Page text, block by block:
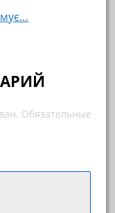
Обязательные